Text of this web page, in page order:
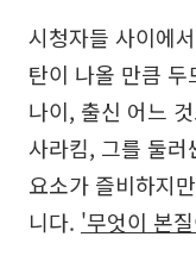
시청자들 사이에
탄이 나올 만큼
나이, 출신 어느
사라킴, 그를 둘
요소가 즐비하지
니다. '무엇이 본